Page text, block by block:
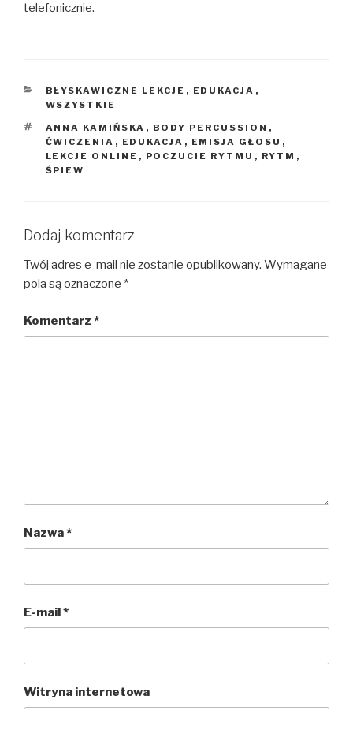
telefonicznie.
KATEGORIE
BŁYSKAWICZNE LEKCJE , EDUKACJA ,
WSZYSTKIE
TAGI
ANNA KAMIŃSKA , BODY PERCUSSION ,
ĆWICZENIA , EDUKACJA , EMISJA GŁOSU ,
LEKCJE ONLINE , POCZUCIE RYTMU , RYTM ,
ŚPIEW
Dodaj komentarz
Twój adres e-mail nie zostanie opublikowany. Wymagane
pola są oznaczone *
Komentarz *
Nazwa*
E-mail*
Witryna internetowa